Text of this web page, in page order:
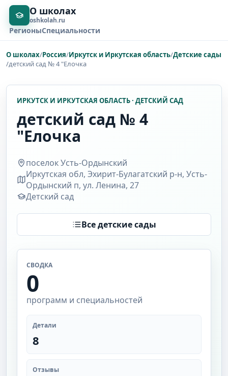
О школах
oshkolah.ru
РегионыСпециальности
О школах/Россия/Иркутск и Иркутская область/Детские сады
/детский сад № 4 "Елочка
ИРКУТСК И ИРКУТСКАЯ ОБЛАСТЬ · ДЕТСКИЙ САД
детский сад № 4
"Елочка
поселок Усть-Ордынский
Иркутская обл, Эхирит-Булагатский р-н, Усть-
Ордынский п, ул. Ленина, 27
Детский сад
Все детские сады
СВОДКА
0
программ и специальностей
Детали
8
Отзывы